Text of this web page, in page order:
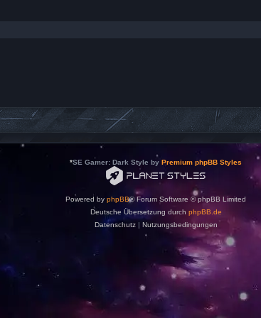
*SE Gamer: Dark Style by Premium phpBB Styles
Powered by phpBB® Forum Software © phpBB Limited
Deutsche Übersetzung durch phpBB.de
Datenschutz| Nutzungsbedingungen